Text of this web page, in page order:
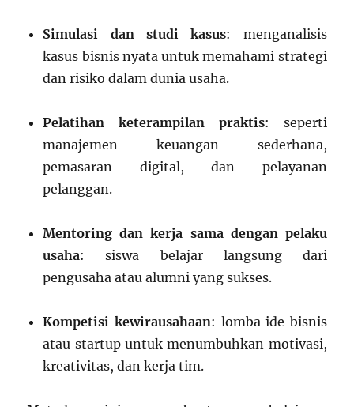
Simulasi dan studi kasus: menganalisis
kasus bisnis nyata untuk memahami strategi
dan risiko dalam dunia usaha.
Pelatihan keterampilan praktis: seperti
manajemen keuangan sederhana,
pemasaran digital, dan pelayanan
pelanggan.
Mentoring dan kerja sama dengan pelaku
usaha: siswa belajar langsung dari
pengusaha atau alumni yang sukses.
Kompetisi kewirausahaan: lomba ide bisnis
atau startup untuk menumbuhkan motivasi,
kreativitas, dan kerja tim.